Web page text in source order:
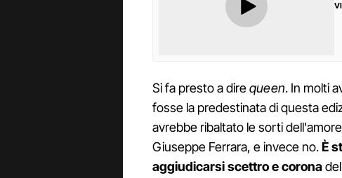
Si fa presto a direqueen. In molti
fosse la predestinata di questa
avrebbe ribaltato le sorti
Giuseppe Ferrara, e invece no.È
aggiudicarsi scettro e corona